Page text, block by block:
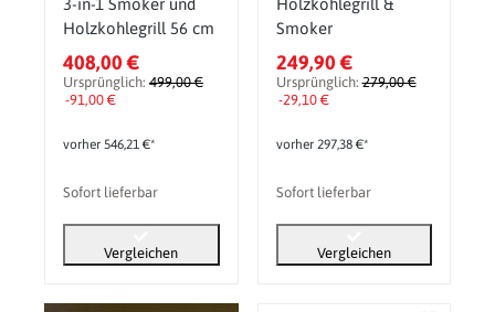
3-in-1 Smoker und
Holzkohlegrill 56 cm
408,00 €
Ursprünglich: 499,00 €
-91,00 €
vorher 546,21 €*
Sofort lieferbar
Vergleichen
Holzkohlegrill &
Smoker
249,90 €
Ursprünglich:279,00 €
-29,10 €
vorher 297,38 €*
Sofort lieferbar
Vergleichen